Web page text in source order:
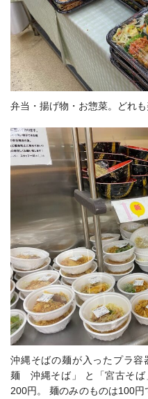
弁当・揚げ物・お惣菜。どれも
沖縄そばの麺が入ったプラ
麺 沖縄そば」 と「宮古そば
200円。 麺のみのものは100